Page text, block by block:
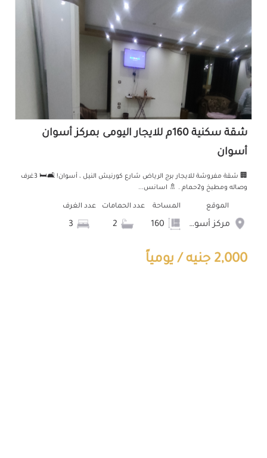
شقة سكنية 160م للايجار اليومى بمركز أسوان
أسوان
🏢 شقة مفروشة للايجار برج الرياض شارع كورنيش النيل ، أسوان! 🛋️🛏️ 3غرف
وصاله ومطبخ و2حمام . 🚿 اسانس...
الموقع
مركز أسوان
المساحة عدد الحمامات عدد الغرف
2,000 جنيه / يومياً